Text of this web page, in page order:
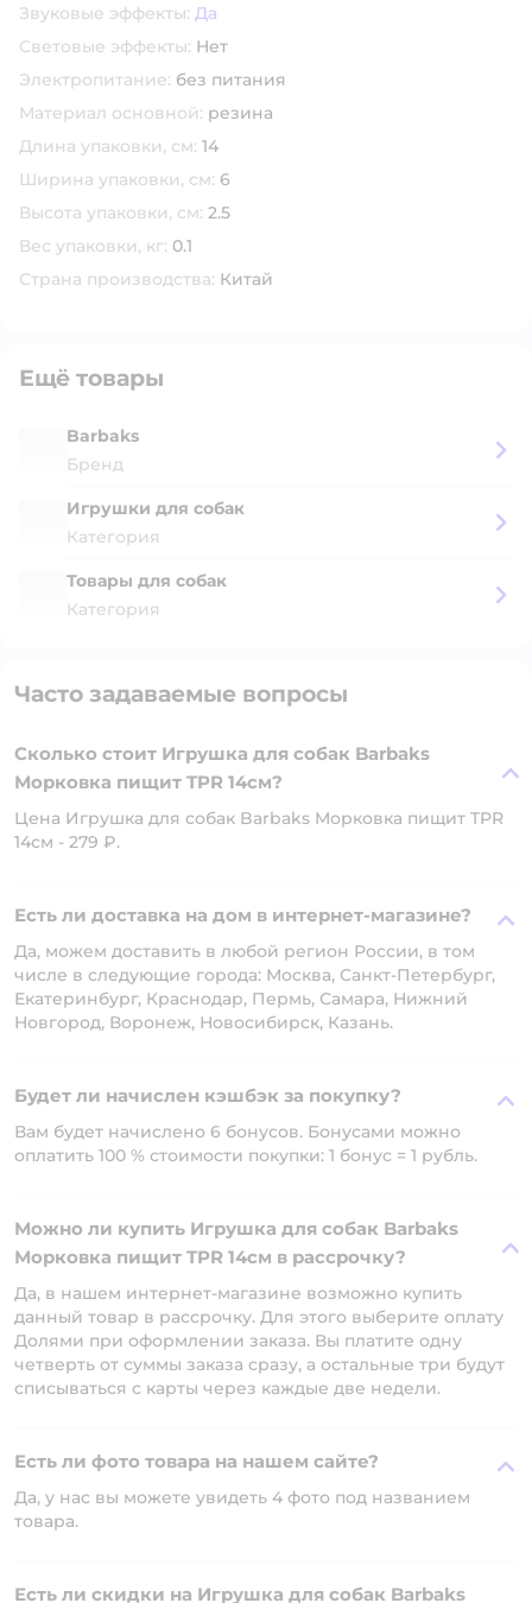
Звуковые эффекты: Да
Световые эффекты: Нет
Электропитание: без питания
Материал основной: резина
Длина упаковки, см: 14
Ширина упаковки, см: 6
Высота упаковки, см: 2.5
Вес упаковки, кг: 0.1
Страна производства: Китай
Ещё товары
Barbaks
Бренд
Игрушки для собак
Категория
Товары для собак
Категория
Часто задаваемые вопросы
Сколько стоит Игрушка для собак Barbaks
Морковка пищит TPR 14см?
Цена Игрушка для собак Barbaks Морковка пищит TPR
14см - 279 ₽.
Есть ли доставка на дом в интернет-магазине?
Да, можем доставить в любой регион России, в том
числе в следующие города: Москва, Санкт-Петербург,
Екатеринбург, Краснодар, Пермь, Самара, Нижний
Новгород, Воронеж, Новосибирск, Казань.
Будет ли начислен кэшбэк за покупку?
Вам будет начислено 6 бонусов. Бонусами можно
оплатить 100 % стоимости покупки: 1 бонус = 1 рубль.
Можно ли купить Игрушка для собак Barbaks
Морковка пищит TPR 14см в рассрочку?
Да, в нашем интернет-магазине возможно купить
данный товар в рассрочку. Для этого выберите оплату
Долями при оформлении заказа. Вы платите одну
четверть от суммы заказа сразу, а остальные три будут
списываться с карты через каждые две недели.
Есть ли фото товара на нашем сайте?
Да, у нас вы можете увидеть 4 фото под названием
товара.
Есть ли скидки на Игрушка для собак Barbaks